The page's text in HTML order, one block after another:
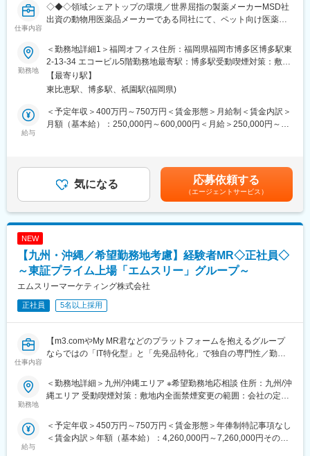
医療機関にとって、施設運営に関わる機器や物品などは金額が大
きく経営にも大きな影響を与えます。当社のリース提案を通じ
す。
■充実した福利厚生◎
社宅制度や各種手当、持株会、毎年3万円分ポイント付与（旅行等
■エリアを跨ぐ転勤なし：
初任地希望だけでなく、エリアを跨いでの転勤はないため、転勤
て、アサインを検討します。
■キャリアの選択肢を広げる働き方：
スペシャリティ領域への挑戦、新薬PJなど市場価値を高める機
会、自身の強みを活かしたPJ相談などが可能です。定期的な面談
を通じて、その時々に応じたプロジェクトを提示するなどフレキ
シブルにキャリアが形成できます。その他、本社部門（マネージ
自身の成果や頑張りが客観的に評価され、年収に反映されます。
また、在籍年数が増えると永年勤続報奨金や四半期一時金などの
手当もアップします。つまり、やりがいや努力がきちんと報われ
みや、キャリア形成の相談等、伴走者として活躍をサポートしま
す。また知識・スキルレベルを上げるために様々な研修をご用意
しています。
変更の範囲：会社の定める業務
仕事内容
◇◆◇領域シェアトップの環境／世界屈指の製薬メーカーMSD社
出資の動物用医薬品メーカーである同社にて、ペット向け医薬品
■業務内容：コンパニオンアニマル(愛玩動物)事業部のカスタマー
コンサルタントとして、担当エリアの顧客（主に動物病院のドク
ター）に対してコンサルテーションサービスを提供し、コンパニ
オンアニマル用医薬製品の適正な使用と販売を促進してビジネス
の最大化に貢献していただきます。また、個人目標を達成すると
ともに、チーム、事業部、 他部門の目標達成を目指していただき
ます。
夕方～夜：事務作業など
・基本的には直行直帰の働き方となります。
・既存顧客が１００％。直接訪問だけでなく、メールやオンライ
・担当エリアにもよりますが、月半分程度は宿泊を伴う出張が発
生します。
■入社後の研修
（バディ制）、3～4か月から徐々に独り立ちいただく想定をして
■採用背景
新規ローンチ製品を控えていることによる、体制強化のための増
■当社について：
外資系大手製薬MSD株式会社100％子会社で、動物用医薬品など
たちの健康を支える医薬品やワクチンと健康維持に関する情報を
提供しています。
勤務地
＜勤務地詳細1＞福岡オフィス住所：福岡県福岡市博多区博多駅東
2-13-34 エコービル5階勤務地最寄駅：博多駅受動喫煙対策：敷地
内全面禁煙＜勤務地詳細2＞九州エリア住所：福岡県、佐賀県、長
崎県、熊本県、大分県、宮崎県、鹿児島県 受動喫煙対策：屋内全
【最寄り駅】
東比恵駅、博多駅、祇園駅(福岡県)
給与
＜予定年収＞400万円～750万円＜賃金形態＞月給制＜賃金内訳＞
月額（基本給）：250,000円～600,000円＜月給＞250,000円～
通じて上下する可能性があります。月給(月額)は固定手当を含めた
表記です。気になる 応募依頼する
（エージェントサービス）
NEW
【九州・沖縄／希望勤務地考慮】経験者MR◇正社員◇
～東証プライム上場「エムスリー」グループ～
エムスリーマーケティング株式会社
正社員 5名以上採用
仕事内容
【m3.comやMy MR君などのプラットフォームを抱えるグループ
ならではの「IT特化型」と「先発品特化」で独自の専門性／勤務
製薬企業向けのマーケティング／販促事業を展開する当社にて、
MRを募集致します。
入社後、クライアントである製薬企業でのMR活動に従事いただき
ます。
勤務地
＜勤務地詳細＞九州/沖縄エリア ※希望勤務地応相談 住所：九州/沖
縄エリア 受動喫煙対策：敷地内全面禁煙変更の範囲：会社の定め
給与
＜予定年収＞450万円～750万円＜賃金形態＞年俸制特記事項なし
＜賃金内訳＞年額（基本給）：4,260,000円～7,260,000円その他